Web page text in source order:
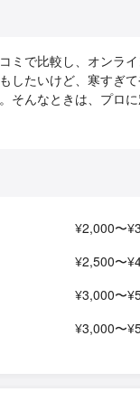
ミで比較し、オンラ
したいけど、寒すぎ
そんなときは、プロ
¥2,000〜
¥2,500〜
¥3,000〜
¥3,000〜